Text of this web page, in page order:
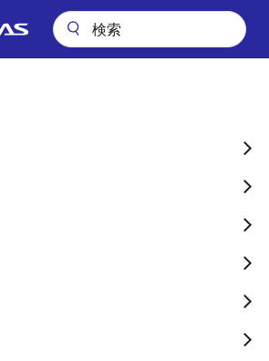
Main
タセンタ機器向けに、フィールドプログラマブ
機器やデータセ
けに、フィール
マブルクロック
のタイミング
リオを拡充し、
ミリを発売